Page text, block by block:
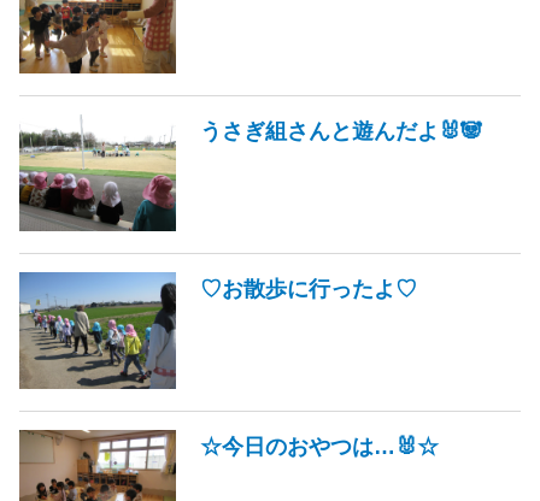
うさぎ組さんと遊んだよ🐰🐼
♡お散歩に行ったよ♡
☆今日のおやつは…🐰☆